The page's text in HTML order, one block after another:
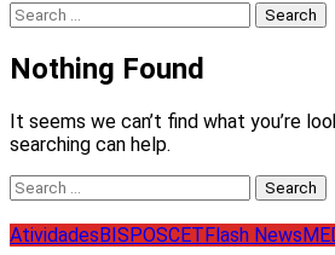
Search
for:
Nothing Found
It seems we can’t find what you’re
searching can help.
Search
for:
AtividadesBISPOSCETFlash News